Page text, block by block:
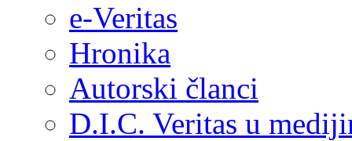
e-Veritas
Hronika
Autorski članci
D.I.C. Veritas u